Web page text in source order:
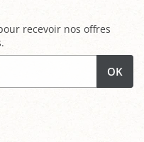
recevoir nos offres
OK